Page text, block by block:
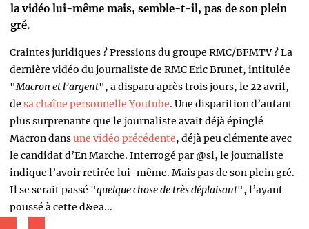
la vidéo lui-même mais, semble-t-il, pas de son plein
gré.
Craintes juridiques ? Pressions du groupe RMC/BFMTV ? La
dernière vidéo du journaliste de RMC Eric Brunet, intitulée
"Macron et l’argent", a disparu après trois jours, le 22 avril,
de sa chaîne personnelle Youtube. Une disparition d’autant
plus surprenante que le journaliste avait déjà épinglé
Macron dansune vidéo précédente, déjà peu clémente avec
le candidat d’En Marche. Interrogé par @si, le journaliste
indique l’avoir retirée lui-même. Mais pas de son plein gré.
Il se serait passé "quelque chose de très déplaisant", l’ayant
poussé à cette d&ea...